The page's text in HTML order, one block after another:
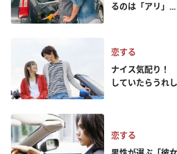
るのは「アリ」...
恋する
ナイス気配り！
していたらうれ
恋する